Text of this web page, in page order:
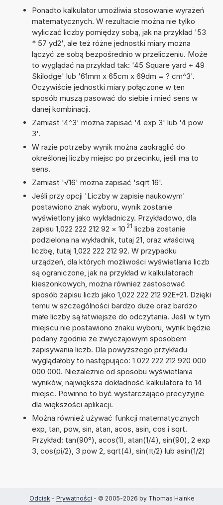
Ponadto kalkulator umożliwia stosowanie wyrażeń
matematycznych. W rezultacie można nie tylko
wyliczać liczby pomiędzy sobą, jak na przykład '53
* 57 yd2', ale też różne jednostki miary można
łączyć ze sobą bezpośrednio w przeliczeniu. Może
to wyglądać na przykład tak: '45 Square yard + 49
Skilodge' lub '61mm x 65cm x 69dm = ? cm^3'.
Oczywiście jednostki miary połączone w ten
sposób muszą pasować do siebie i mieć sens w
danej kombinacji.
Zamiast '4^3' można zapisać '4 exp 3' lub '4 pow
3'.
W razie potrzeby wynik można zaokrąglić do
określonej liczby miejsc po przecinku, jeśli ma to
sens.
Zamiast '√16' można zapisać 'sqrt 16'.
Jeśli przy opcji 'Liczby w zapisie naukowym'
postawiono znak wyboru, wynik zostanie
wyświetlony jako wykładniczy. Przykładowo, dla
zapisu 1,022 222 212 92 × 10 21 liczba zostanie
podzielona na wykładnik, tutaj 21, oraz właściwą
liczbę, tutaj 1,022 222 212 92. W przypadku
urządzeń, dla których możliwości wyświetlania liczb
są ograniczone, jak na przykład w kalkulatorach
kieszonkowych, można również zastosować
sposób zapisu liczb jako 1,022 222 212 92E+21. Dzięki
temu w szczególności bardzo duże oraz bardzo
małe liczby są łatwiejsze do odczytania. Jeśli w tym
miejscu nie postawiono znaku wyboru, wynik będzie
podany zgodnie ze zwyczajowym sposobem
zapisywania liczb. Dla powyższego przykładu
wyglądałoby to następująco: 1 022 222 212 920 000
000 000. Niezależnie od sposobu wyświetlania
wyników, największa dokładność kalkulatora to 14
miejsc. Powinno to być wystarczająco precyzyjne
dla większości aplikacji.
Można również używać funkcji matematycznych
exp, tan, pow, sin, atan, acos, asin, cos i sqrt.
Przykład: tan(90°), acos(1), atan(1/4), sin(90), 2 exp
3, cos(pi/2), 3 pow 2, sqrt(4), sin(π/2) lub asin(1/2)
Odcisk - Prywatności - © 2005-2026 by Thomas Hainke